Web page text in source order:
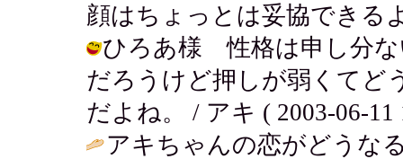
顔はちょっとは妥協できる
ひろあ様 性格は申し分な
だろうけど押しが弱くてど
だよね。 / アキ ( 2003-06-11
アキちゃんの恋がどうな